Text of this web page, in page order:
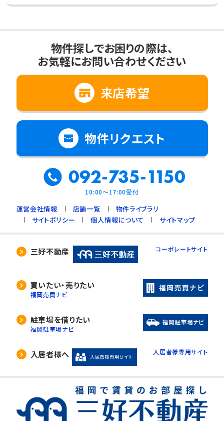
物件探しでお困りの際は、
お気軽にお問い合わせください
来店希望
物件リクエスト
092-735-1150
10:00～17:00受付
運営会社情報 店舗一覧
物件ライブラリ
サイトポリシー
個人情報について サイトマップ
三好不動産 コーポレートサイト
買いたい・売りたい
福岡売買ナビ
駐車場を借りたい
福岡駐車場ナビ
入居者様へ 入居者様専用サイト